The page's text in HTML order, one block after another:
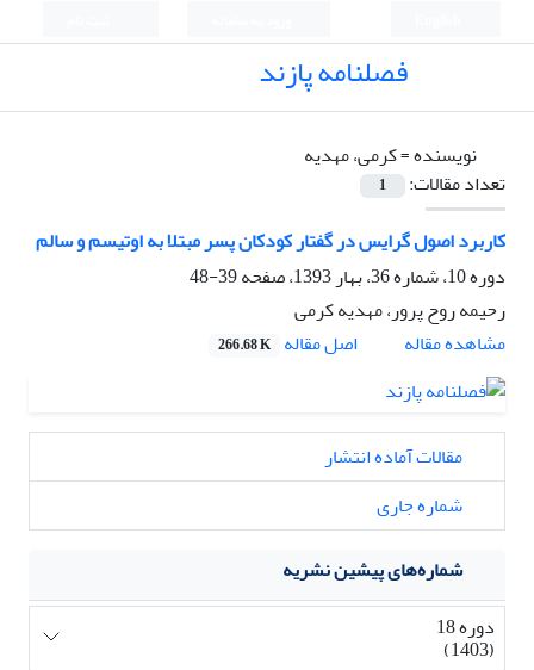
فصلنامه پازند
نویسنده =کرمی، مهدیه
تعداد مقالات:
1
کاربرد اصول گرایس در گفتار کودکان پسر مبتلا به اوتیسم و سالم
دوره 10، شماره 36، بهار 1393، صفحه
39-48
رحیمه روح پرور، مهدیه کرمی
مشاهده مقاله
اصل مقاله 266.68 K
مقالات آماده انتشار
شماره جاری
شماره‌های پیشین نشریه
دوره 18
(1403)